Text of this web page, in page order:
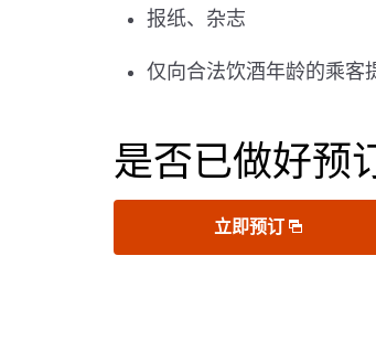
报纸、杂志
仅向合法饮酒年龄的乘客
是否已做好预
立即预订